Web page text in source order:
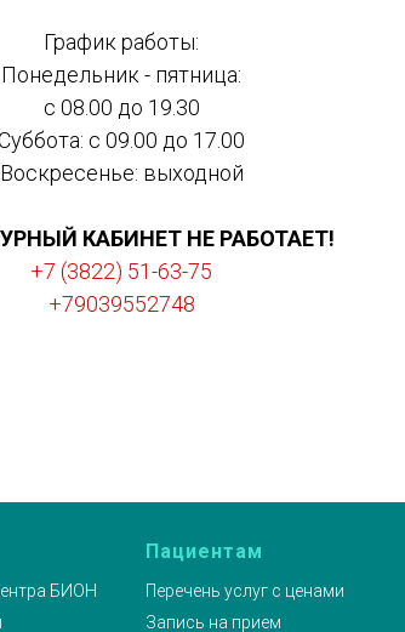
График работы:
Понедельник - пятница:
с 08.00 до 19.30
с 09.00 до 17.00
Воскресенье: выходной
КАБИНЕТ НЕ РАБОТАЕТ!
+7 (3822) 51-63-75
+79039552748
БИОН
Пациентам
Перечень услуг с ценами
Запись на прием